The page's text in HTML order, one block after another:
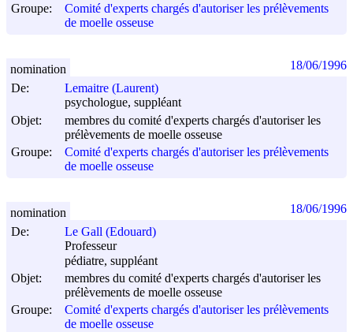
Groupe:
Comité d'experts chargés d'autoriser les prélèvements
de moelle osseuse
De:
Lemaitre (Laurent)
psychologue, suppléant
Objet:
membres du comité d'experts chargés d'autoriser les
prélèvements de moelle osseuse
Groupe:
Comité d'experts chargés d'autoriser les prélèvements
de moelle osseuse
nomination 18/06/1996
De:
Le Gall (Edouard)
Professeur
pédiatre, suppléant
Objet:
membres du comité d'experts chargés d'autoriser les
prélèvements de moelle osseuse
Groupe:
Comité d'experts chargés d'autoriser les prélèvements
de moelle osseuse
nomination 18/06/1996